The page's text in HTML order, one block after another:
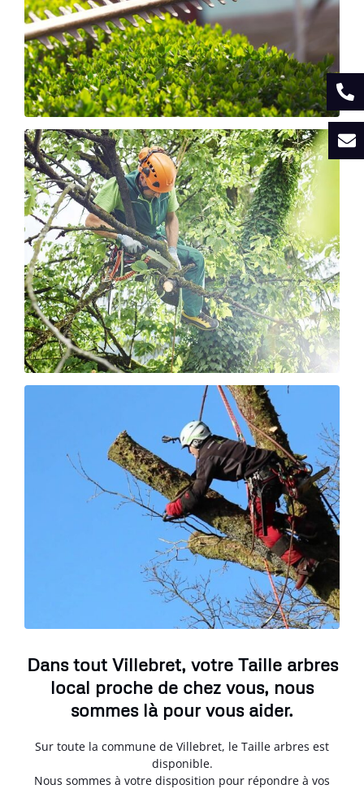
Dans tout Villebret, votre Taille arbres
local proche de chez vous, nous
sommes là pour vous aider.
Sur toute la commune de Villebret, le Taille arbres est
disponible.
Nous sommes à votre disposition pour répondre à vos